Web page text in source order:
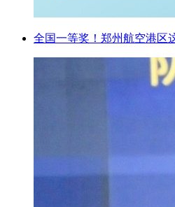
全国一等奖！郑州航空港区